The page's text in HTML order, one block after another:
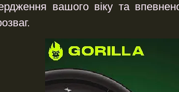
вашого віку та